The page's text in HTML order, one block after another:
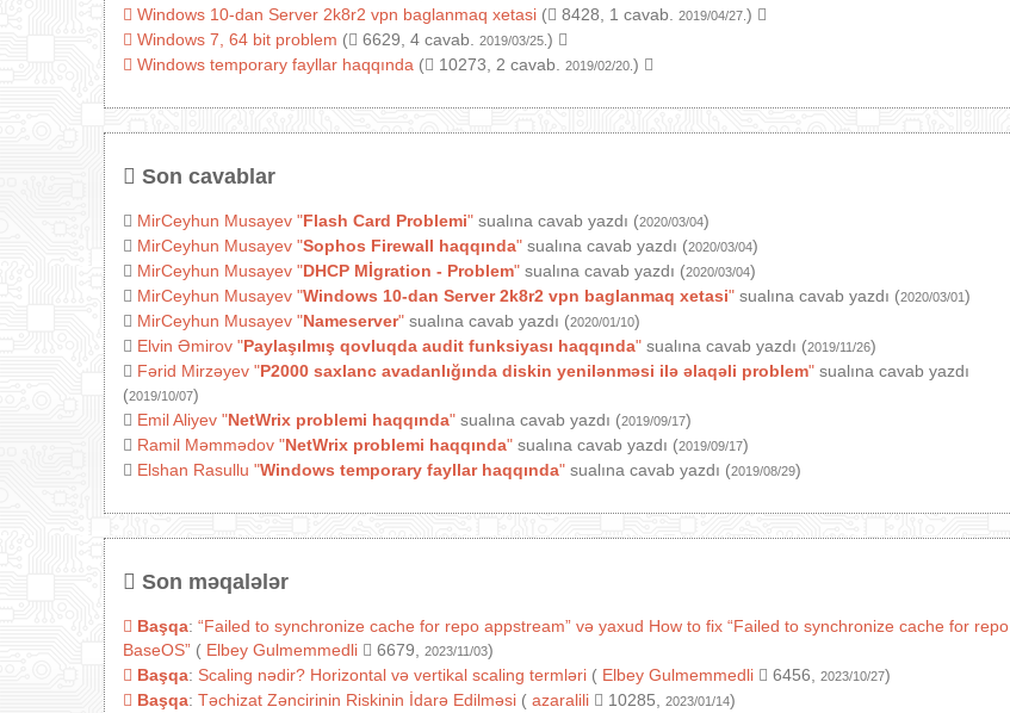
Windows 10-dan Server 2k8r2 vpn baglanmaq xetasi ( 8428, 1 cavab. 2019/04/27. )
Windows 7, 64 bit problem ( 6629, 4 cavab. 2019/03/25. )
Windows temporary fayllar haqqında ( 10273, 2 cavab. 2019/02/20. )
Son cavablar
MirCeyhun Musayev "Flash Card Problemi" sualına cavab yazdı (2020/03/04)
MirCeyhun Musayev "Sophos Firewall haqqında" sualına cavab yazdı (2020/03/04)
MirCeyhun Musayev "DHCP Mİgration - Problem" sualına cavab yazdı (2020/03/04)
MirCeyhun Musayev "Windows 10-dan Server 2k8r2 vpn baglanmaq xetasi" sualına cavab yazdı (2020/03/01)
MirCeyhun Musayev "Nameserver" sualına cavab yazdı (2020/01/10)
Elvin Əmirov "Paylaşılmış qovluqda audit funksiyası haqqında" sualına cavab yazdı (2019/11/26)
Fərid Mirzəyev "P2000 saxlanc avadanlığında diskin yenilənməsi ilə əlaqəli problem" sualına cavab yazdı
(2019/10/07)
Emil Aliyev "NetWrix problemi haqqında" sualına cavab yazdı (2019/09/17)
Ramil Məmmədov "NetWrix problemi haqqında" sualına cavab yazdı (2019/09/17)
Elshan Rasullu "Windows temporary fayllar haqqında" sualına cavab yazdı (2019/08/29)
Son məqalələr
Başqa: “Failed to synchronize cache for repo appstream” və yaxud How to fix “Failed to synchronize cache for repo
BaseOS” ( Elbey Gulmemmedli 6679, 2023/11/03)
Başqa: Scaling nədir? Horizontal və vertikal scaling termləri ( Elbey Gulmemmedli 6456, 2023/10/27)
Başqa: Təchizat Zəncirinin Riskinin İdarə Edilməsi ( azaralili 10285, 2023/01/14)